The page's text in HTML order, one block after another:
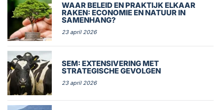
WAAR BELEID EN PRAKTIJK ELKAAR
RAKEN: ECONOMIE EN NATUUR IN
SAMENHANG?
23 april 2026
SEM: EXTENSIVERING MET
STRATEGISCHE GEVOLGEN
23 april 2026